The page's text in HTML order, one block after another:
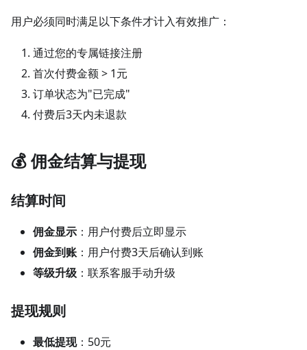
用户必须同时满足以下条件才计入有效推广：
通过您的专属链接注册
首次付费金额 > 1元
订单状态为"已完成"
付费后3天内未退款
💰 佣金结算与提现
结算时间
佣金显示 ：用户付费后立即显示
佣金到账 ：用户付费3天后确认到账
等级升级 ：联系客服手动升级
提现规则
最低提现：50元